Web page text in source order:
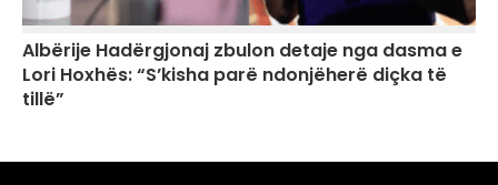
Albërije Hadërgjonaj zbulon detaje nga dasma e
Lori Hoxhës: “S’kisha parë ndonjëherë diçka të
tillë”